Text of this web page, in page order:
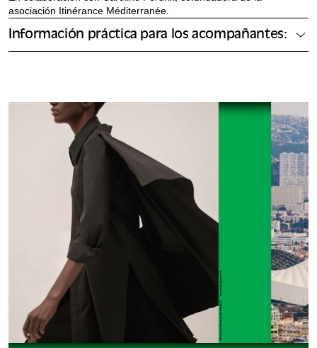
asociación Itinérance Méditerranée.
Información práctica para los acompañantes: